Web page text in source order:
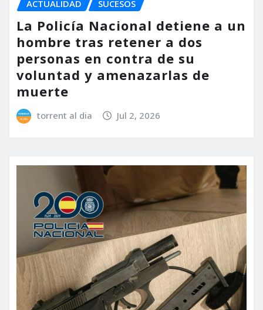
ACTUALIDAD SUCESOS
La Policía Nacional detiene a un
hombre tras retener a dos
personas en contra de su
voluntad y amenazarlas de
muerte
torrent al dia Jul 2, 2026